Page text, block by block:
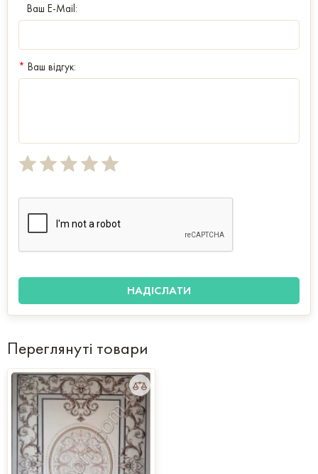
Ваш E-Mail:
* Ваш відгук:
Переглянуті товари